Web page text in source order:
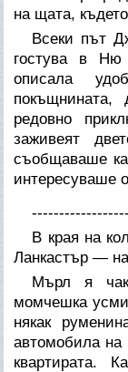
на щата,
Всеки път
гостува в
описала
редовно
заживеят
съобщаваше
интересуваше
В края на
Ланкастър —
Мърл я
момчешка
някак
автомобила
квартирата.